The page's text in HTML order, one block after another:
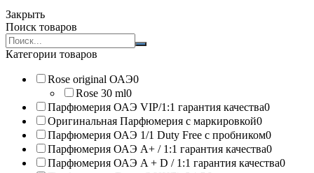
Закрыть
Поиск товаров
Search
products:
Категории товаров
Rose original ОАЭ0
Rose 30 ml0
Парфюмерия ОАЭ VIP/1:1 гарантия качества0
Оригинальная Парфюмерия с маркировкой0
Парфюмерия ОАЭ 1/1 Duty Free с пробником0
Парфюмерия ОАЭ A+ / 1:1 гарантия качества0
Парфюмерия ОАЭ A + D / 1:1 гарантия качества0